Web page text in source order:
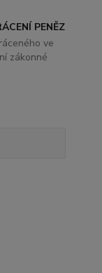
PENĚZ
ve
zákonné